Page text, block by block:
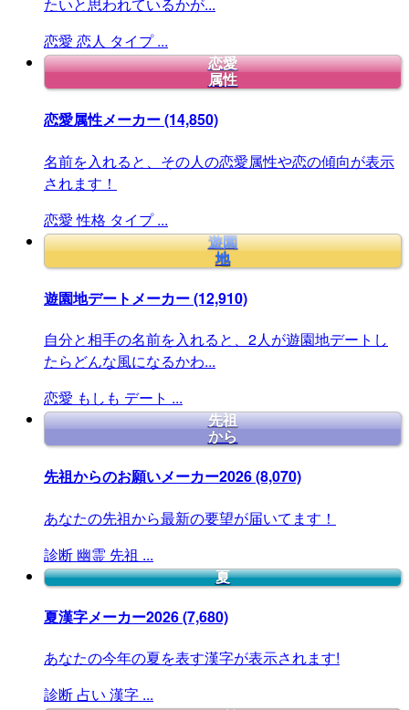
恋愛 恋人 タイプ ...
恋愛
属性
恋愛属性メーカー(14,850)
名前を入れると、その人の恋愛属性や恋の傾向が表示
されます！
恋愛 性格 タイプ ...
遊園
地
遊園地デートメーカー(12,910)
自分と相手の名前を入れると、2人が遊園地デートし
たらどんな風になるかわ...
恋愛 もしも デート ...
先祖
から
先祖からのお願いメーカー2026(8,070)
あなたの先祖から最新の要望が届いてます！
診断 幽霊 先祖 ...
夏
夏漢字メーカー2026(7,680)
あなたの今年の夏を表す漢字が表示されます!
診断 占い 漢字 ...